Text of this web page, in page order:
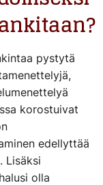
pystytä
korostuivat
edellyttää
Lisäksi
olla